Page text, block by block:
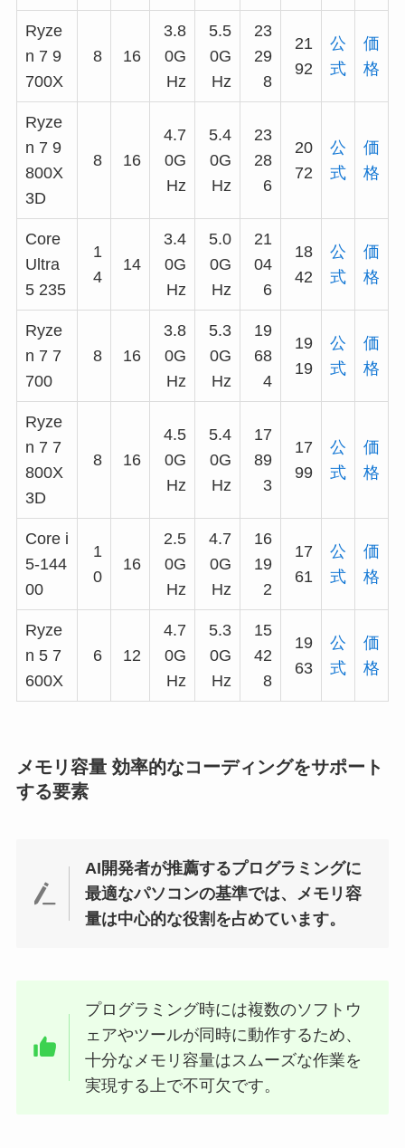
Ryze
n 7 9
700X
8 16
3.8
0G
Hz
5.5
0G
Hz
23
29
8
21
92
公
式
価
格
Ryze
n 7 9
800X
3D
8 16
4.7
0G
Hz
5.4
0G
Hz
23
28
6
20
72
公
式
価
格
Core
Ultra
5 235
1
4
14
3.4
0G
Hz
5.0
0G
Hz
21
04
6
18
42
公
式
価
格
Ryze
n 7 7
700
8 16
3.8
0G
Hz
5.3
0G
Hz
19
68
4
19
19
公
式
価
格
Ryze
n 7 7
800X
3D
8 16
4.5
0G
Hz
5.4
0G
Hz
17
89
3
17
99
公
式
価
格
Core i
5-144
00
1
0
16
2.5
0G
Hz
4.7
0G
Hz
16
19
2
17
61
公
式
価
格
Ryze
n 5 7
600X
6 12
4.7
0G
Hz
5.3
0G
Hz
15
42
8
19
63
公
式
価
格
メモリ容量 効率的なコーディングをサポート
する要素
AI開発者が推薦するプログラミングに
最適なパソコンの基準では、メモリ容
量は中心的な役割を占めています。
プログラミング時には複数のソフトウ
ェアやツールが同時に動作するため、
十分なメモリ容量はスムーズな作業を
実現する上で不可欠です。